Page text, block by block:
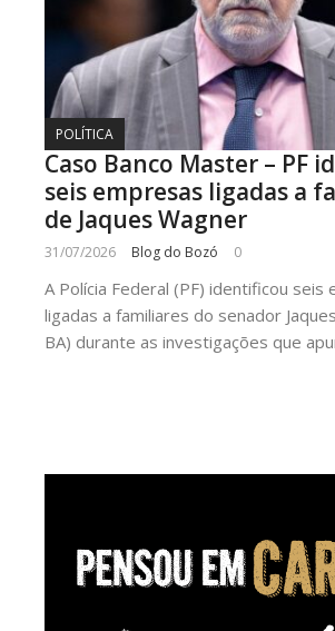
POLÍTICA
Caso Banco Master – PF
seis empresas ligadas a
de Jaques Wagner
31/07/2026 Blog do Bozó 0
A Polícia Federal (PF) identificou seis
ligadas a familiares do senador
BA) durante as investigações que